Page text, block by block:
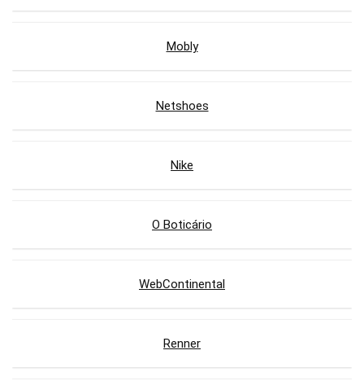
Mobly
Netshoes
Nike
O Boticário
WebContinental
Renner